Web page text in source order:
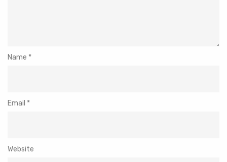
Name *
Email *
Website